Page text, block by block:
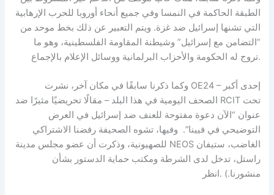
الطبقة الحاكمة في النمسا وفي جميع أنحاء أوروبا للحرب الإرهابية
التي تشنها إسرائيل ضد غزة. ويتم التعبير عن ذلك بخط موحد من
“التضامن مع إسرائيل” وشيطنة المقاومة الفلسطينية، وهو ما
تروج له الحكومة والأحزاب البرلمانية ووسائل الإعلام بالإجماع.
الصحف اليومية في هذا البلد – مقالًا تحريضيًا مثيرًا ضد RCIT تحت
عنوان “الآن دعوة مفتوحة للعنف ضد إسرائيل في العرض
التوضيحي في فيينا”. وفيها، تشوه الصحيفة رفضنا الاشتراكي
للصهيونية، وذكرت أن عضو مجلس مدينة NEOS الغاضب، ستيفان
راستل، تدخل لدى الشرطة ومكتب حماية الدستور بشأن
منشورنا.) .انظر